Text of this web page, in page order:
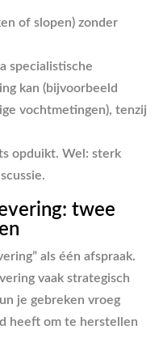
of slopen) zonder
specialistische
kan (bijvoorbeeld
vochtmetingen), tenzij
opduikt. Wel: sterk
twee
als één afspraak.
vaak strategisch
je gebreken vroeg
heeft om te herstellen